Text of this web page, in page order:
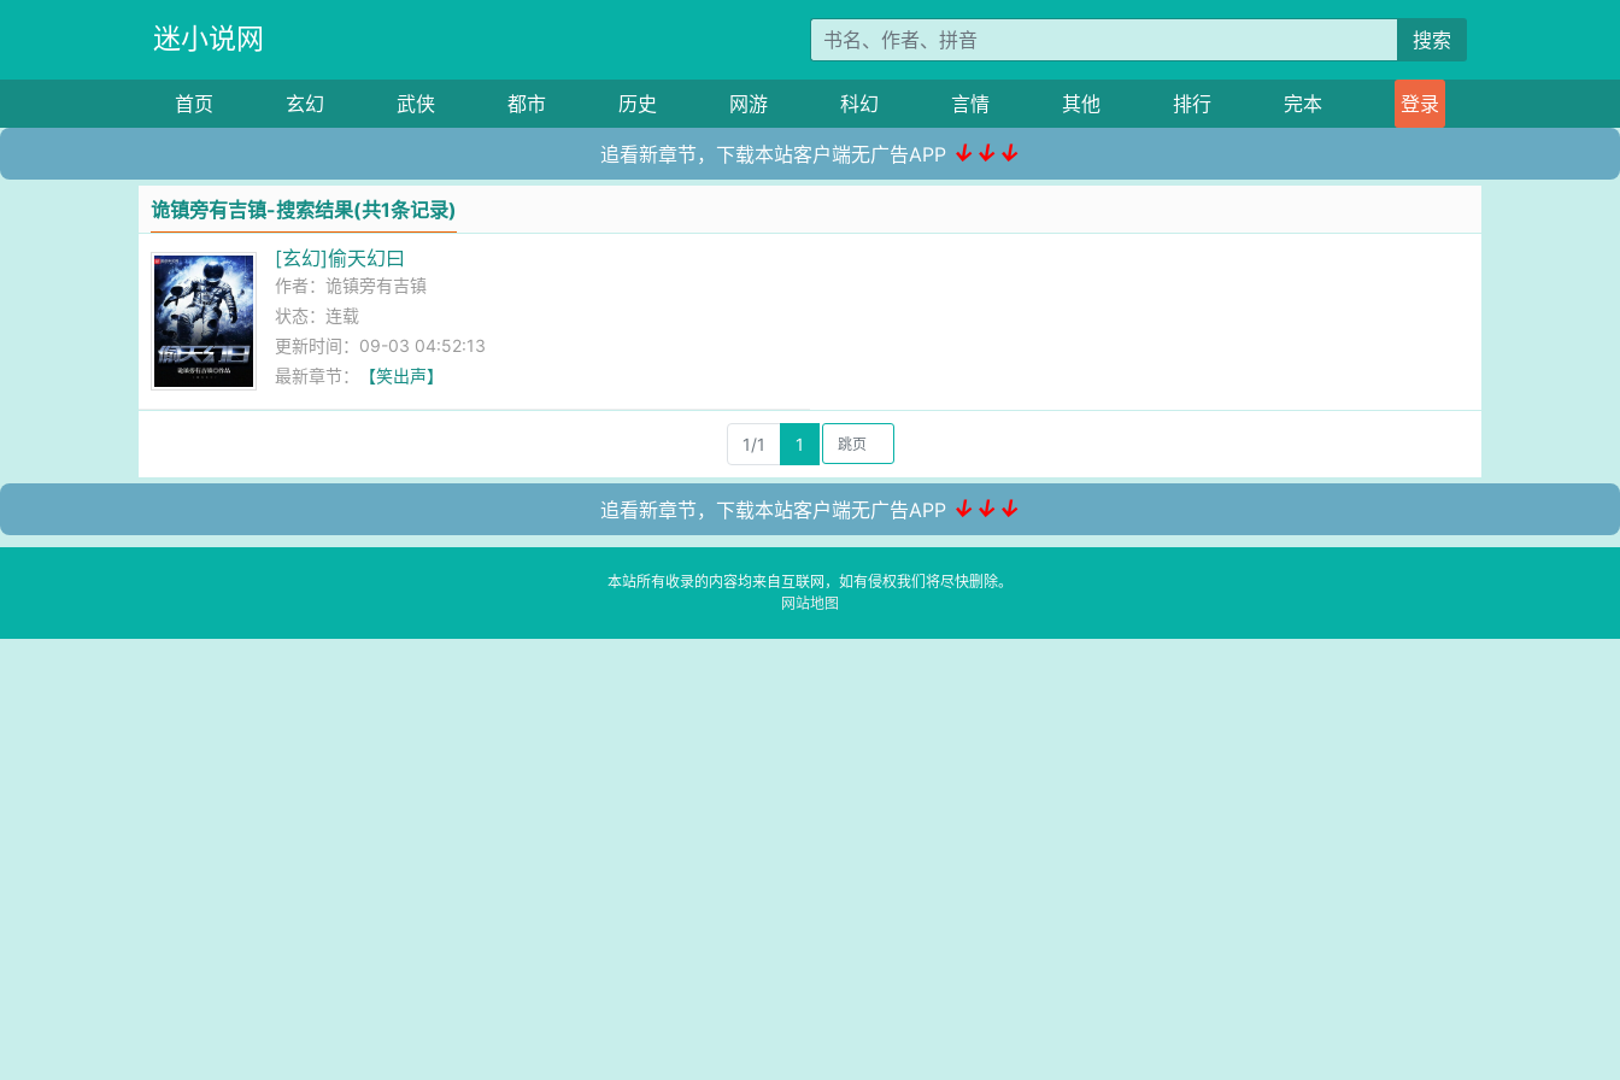
迷小说网 搜索
首页 玄幻 武侠 都市 历史 网游 科幻 言情 其他 排行 完本 登录
追看新章节，下载本站客户端无广告APP ↓↓↓
诡镇旁有吉镇-搜索结果(共1条记录)
[玄幻]偷天幻曰
作者：诡镇旁有吉镇
状态：连载
更新时间：09-03 04:52:13
最新章节：
【笑出声】
1/1 1
追看新章节，下载本站客户端无广告APP ↓↓↓
本站所有收录的内容均来自互联网，如有侵权我们将尽快删除。
网站地图